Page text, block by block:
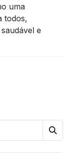
uma
todos,
e